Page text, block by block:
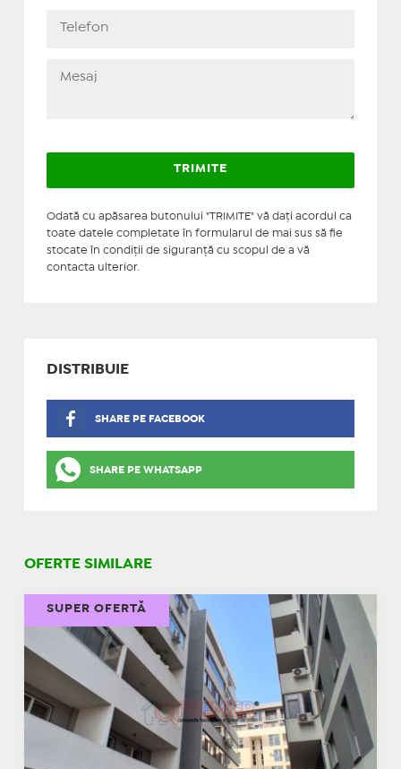
Odată cu apăsarea butonului "TRIMITE" vă daţi acordul ca
toate datele completate în formularul de mai sus să fie
stocate în condiţii de siguranţă cu scopul de a vă
contacta ulterior.
DISTRIBUIE
SHARE PE FACEBOOK
SHARE PE WHATSAPP
OFERTE SIMILARE
SUPER OFERTĂ